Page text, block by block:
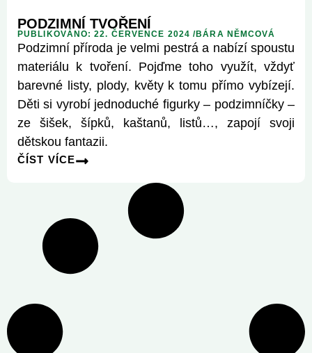
PODZIMNÍ TVOŘENÍ
PUBLIKOVÁNO: 22. ČERVENCE 2024 /BÁRA NĚMCOVÁ
Podzimní příroda je velmi pestrá a nabízí spoustu
materiálu k tvoření. Pojďme toho využít, vždyť
barevné listy, plody, květy k tomu přímo vybízejí.
Děti si vyrobí jednoduché figurky – podzimníčky –
ze šišek, šípků, kaštanů, listů…, zapojí svoji
dětskou fantazii.
ČÍST VÍCE